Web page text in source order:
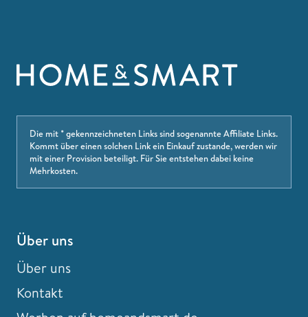
Die mit * gekennzeichneten Links sind sogenannte Affiliate Links.
Kommt über einen solchen Link ein Einkauf zustande, werden wir
mit einer Provision beteiligt. Für Sie entstehen dabei keine
Mehrkosten.
Über uns
Über uns
Kontakt